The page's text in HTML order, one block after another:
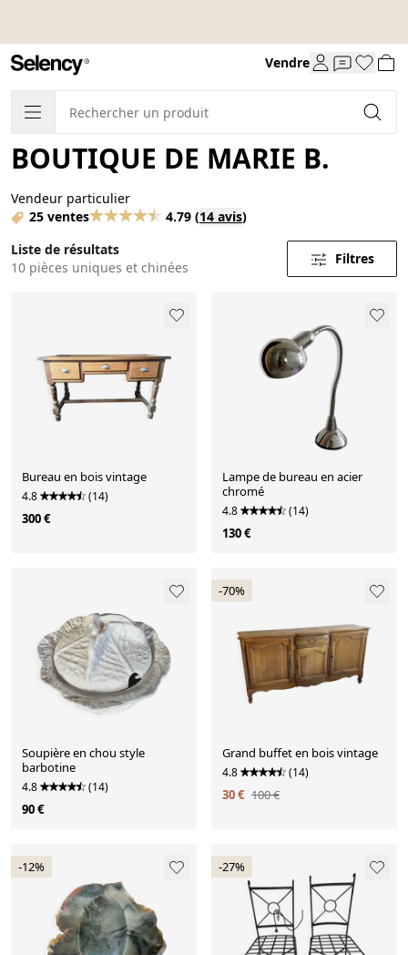
Vendre
BOUTIQUE DE MARIE B.
Vendeur particulier
25 ventes
4.79 (14 avis)
Liste de résultats
10 pièces uniques et chinées
Filtres
Bureau en bois vintage
4.8 (14)
300 €
Lampe de bureau en acier
chromé
4.8 (14)
130 €
Soupière en chou style
barbotine
4.8 (14)
90 €
-70%
Grand buffet en bois vintage
4.8 (14)
30 € 100 €
-12% -27%